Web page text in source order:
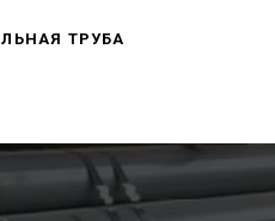
ТРУБА